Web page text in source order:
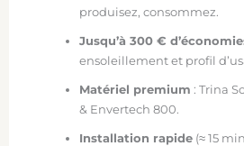
produisez, consommez.
Jusqu’à 300 €
ensoleillement et profil
Matériel premium : Trina
& Envertech 800.
Installation rapide (≈ 15